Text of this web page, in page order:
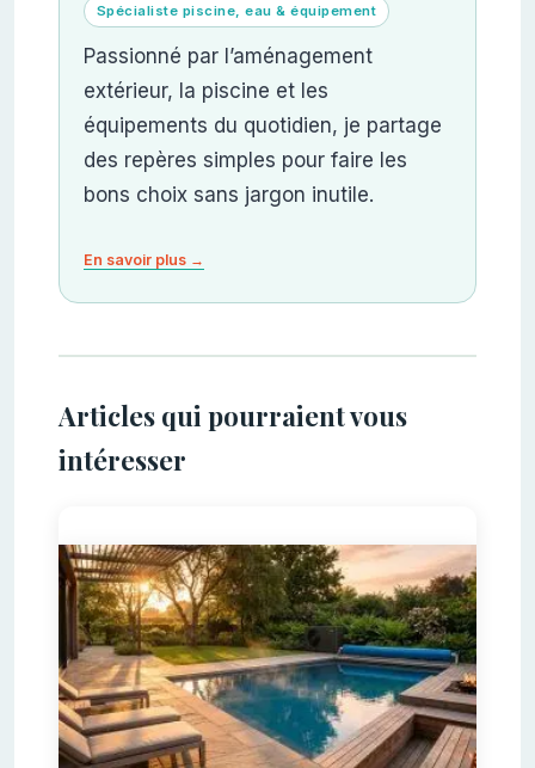
Spécialiste piscine, eau & équipement
Passionné par l’aménagement
extérieur, la piscine et les
équipements du quotidien, je partage
des repères simples pour faire les
bons choix sans jargon inutile.
En savoir plus →
Articles qui pourraient vous
intéresser